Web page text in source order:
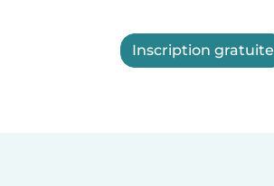
Inscription gratuite